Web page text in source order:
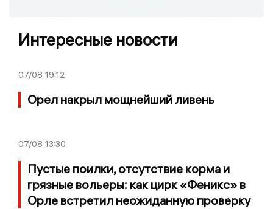
Интересные новости
07/08 19:12
Орел накрыл мощнейший ливень
07/08 13:30
Пустые поилки, отсутствие корма и
грязные вольеры: как цирк «Феникс» в
Орле встретил неожиданную проверку